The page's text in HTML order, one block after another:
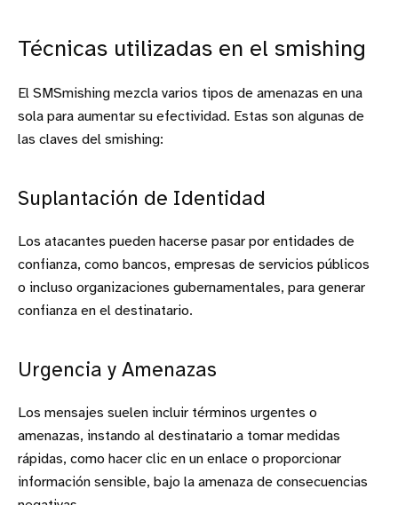
Técnicas utilizadas en el smishing
El SMSmishing mezcla varios tipos de amenazas en una
sola para aumentar su efectividad. Estas son algunas de
las claves del smishing:
Suplantación de Identidad
Los atacantes pueden hacerse pasar por entidades de
confianza, como bancos, empresas de servicios públicos
o incluso organizaciones gubernamentales, para generar
confianza en el destinatario.
Urgencia y Amenazas
Los mensajes suelen incluir términos urgentes o
amenazas, instando al destinatario a tomar medidas
rápidas, como hacer clic en un enlace o proporcionar
información sensible, bajo la amenaza de consecuencias